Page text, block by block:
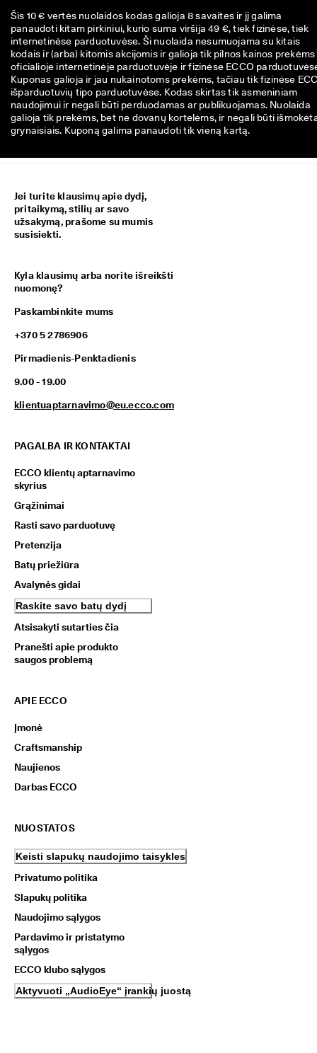
Šis 10 € vertės nuolaidos kodas galioja 8 savaites ir jį galima
panaudoti kitam pirkiniui, kurio suma viršija 49 €, tiek fizinėse, tiek
internetinėse parduotuvėse. Ši nuolaida nesumuojama su kitais
kodais ir (arba) kitomis akcijomis ir galioja tik pilnos kainos prekėms
oficialioje internetinėje parduotuvėje ir fizinėse ECCO
Kuponas galioja ir jau nukainotoms prekėms, tačiau tik fizinėse
išparduotuvių tipo parduotuvėse. Kodas skirtas tik asmeniniam
naudojimui ir negali būti perduodamas ar publikuojamas. Nuolaida
galioja tik prekėms, bet ne dovanų kortelėms, ir negali būti
grynaisiais. Kuponą galima panaudoti tik vieną kartą.
Jei turite klausimų apie dydį,
pritaikymą, stilių ar savo
užsakymą, prašome su mumis
susisiekti.
Kyla klausimų arba norite išreikšti
nuomonę?
Paskambinkite mums
+370 5 2786906
Pirmadienis-Penktadienis
9.00 - 19.00
klientuaptarnavimo@eu.ecco.com
PAGALBA IR KONTAKTAI
ECCO klientų aptarnavimo
skyrius
Grąžinimai
Rasti savo parduotuvę
Pretenzija
Batų priežiūra
Avalynės gidai
Raskite savo batų dydį
Atsisakyti sutarties čia
Pranešti apie produkto
saugos problemą
APIE ECCO
Įmonė
Craftsmanship
Naujienos
Darbas ECCO
NUOSTATOS
Keisti slapukų naudojimo taisykles
Privatumo politika
Slapukų politika
Naudojimo sąlygos
Pardavimo ir pristatymo
sąlygos
ECCO klubo sąlygos
Aktyvuoti „AudioEye“ įrankių juostą